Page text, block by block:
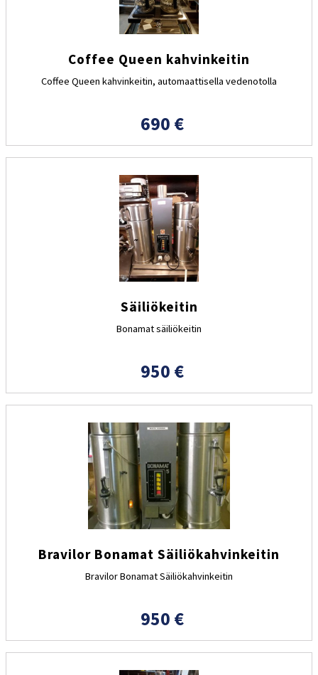
Coffee Queen kahvinkeitin
Coffee Queen kahvinkeitin, automaattisella vedenotolla
690 €
Säiliökeitin
Bonamat säiliökeitin
950 €
Bravilor Bonamat Säiliökahvinkeitin
Bravilor Bonamat Säiliökahvinkeitin
950 €